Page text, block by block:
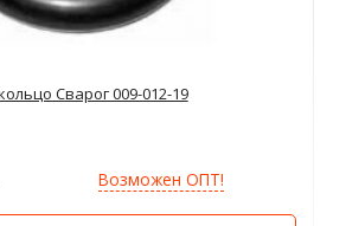
Сварог 009-012-19
Возможен ОПТ!